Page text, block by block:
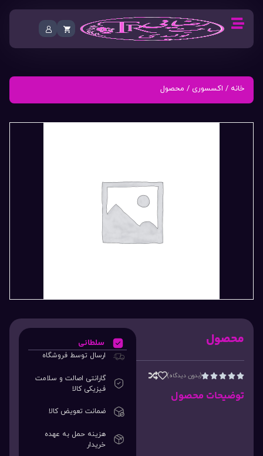
خانه / اکسسوری / محصول
محصول




(بدون دیدگاه)
توضیحات محصول
سلطانی
ارسال توسط فروشگاه
گارانتی اصالت و سلامت
فیزیکی کالا
ضمانت تعویض کالا
هزینه حمل به عهده
خریدار